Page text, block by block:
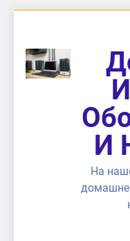
содержимому
И
На